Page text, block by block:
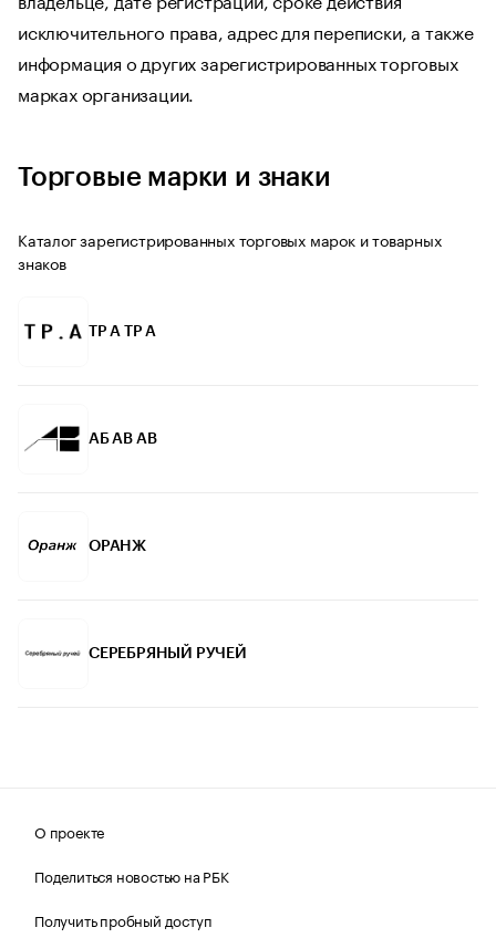
исключительного права, адрес для переписки, а также
информация о других зарегистрированных торговых
марках организации.
Торговые марки и знаки
Каталог зарегистрированных торговых марок и товарных
знаков
ТР А TP A
АБ АВ AB
ОРАНЖ
СЕРЕБРЯНЫЙ РУЧЕЙ
О проекте
Поделиться новостью на РБК
Получить пробный доступ